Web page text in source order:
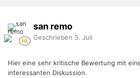
san remo
Geschrieben 3. Juli
Hier eine sehr kritische Bewertung mit
interessanten Diskussion.